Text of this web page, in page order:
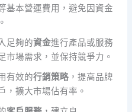
基本營運費用，避免因資金
足夠的資金進行產品或服務
市場需求，並保持競爭力。
有效的行銷策略 ，提高品牌
，擴大市場佔有率。